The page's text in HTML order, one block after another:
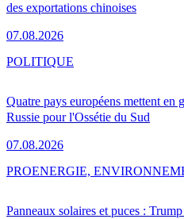
des exportations chinoises
07.08.2026
Quatre pays européens mettent en
Russie pour l'Ossétie du Sud
07.08.2026
POLITIQUE
Panneaux solaires et puces :
PROENERGIE,